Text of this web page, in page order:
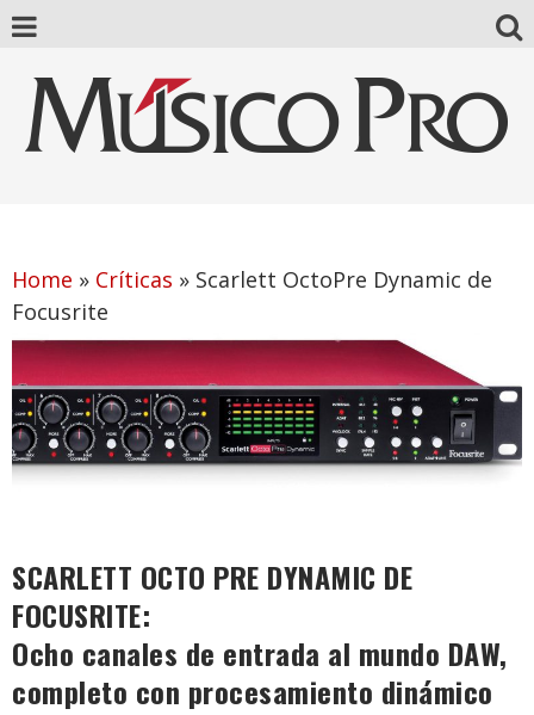
Home » Críticas » Scarlett OctoPre Dynamic de
Focusrite
SCARLETT OCTO PRE DYNAMIC DE
FOCUSRITE:
Ocho canales de entrada al mundo DAW,
completo con procesamiento dinámico